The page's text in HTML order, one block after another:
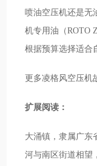
喷油空压机还是无
机专用油（ROTO
根据预算选择适合
更多凌格风空压
扩展阅读：
大涌镇，隶属广东
河与南区街道相望